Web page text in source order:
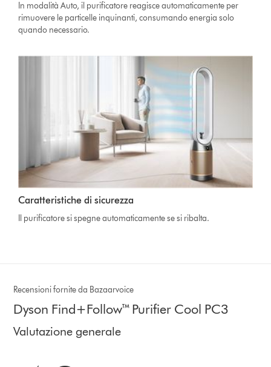
In modalità Auto, il purificatore reagisce automaticamente per
rimuovere le particelle inquinanti, consumando energia solo
quando necessario.
Caratteristiche di sicurezza
Il purificatore si spegne automaticamente se si ribalta.
Recensioni fornite da Bazaarvoice
Dyson Find+Follow™ Purifier Cool PC3
Valutazione generale